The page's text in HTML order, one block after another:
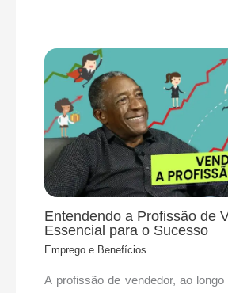
Entendendo a Profissão de
Essencial para o Sucesso
Emprego e Benefícios
A profissão de vendedor, ao